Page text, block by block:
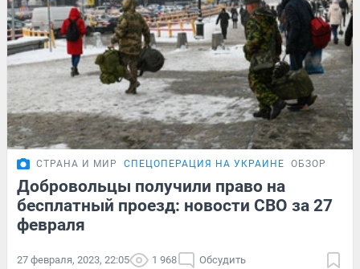
СТРАНА И МИР СПЕЦОПЕРАЦИЯ НА УКРАИНЕ ОБЗОР
Добровольцы получили право на
бесплатный проезд: новости СВО за 27
февраля
27 февраля, 2023, 22:05 1 968 Обсудить